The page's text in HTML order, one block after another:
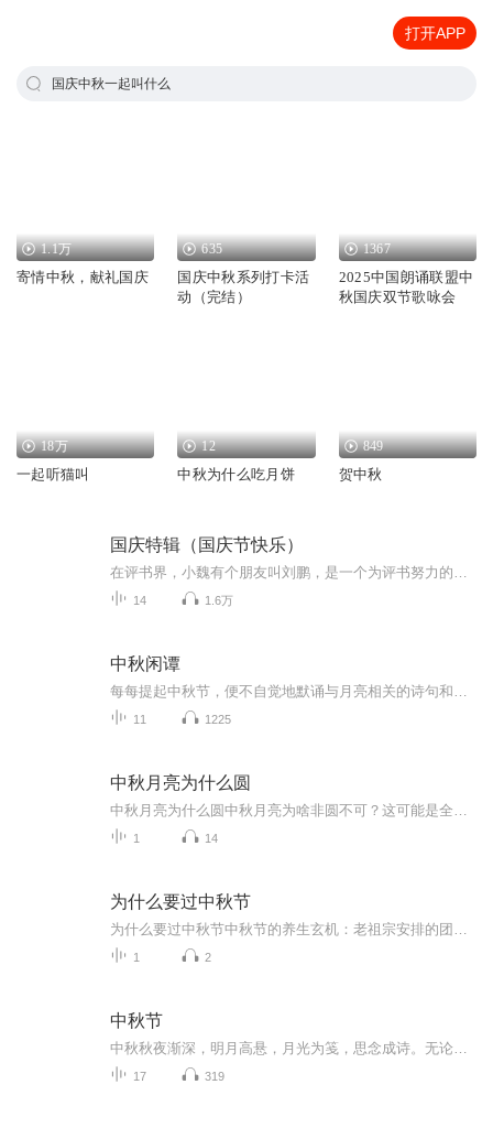
打开APP
国庆中秋一起叫什么
1.1万
寄情中秋，献礼国庆
635
国庆中秋系列打卡活
动（完结）
1367
2025中国朗诵联盟中
秋国庆双节歌咏会
18万
一起听猫叫
12
中秋为什么吃月饼
849
贺中秋
国庆特辑（国庆节快乐）
14 1.6万
中秋闲谭
11 1225
中秋月亮为什么圆
1 14
为什么要过中秋节
1 2
中秋节
17 319